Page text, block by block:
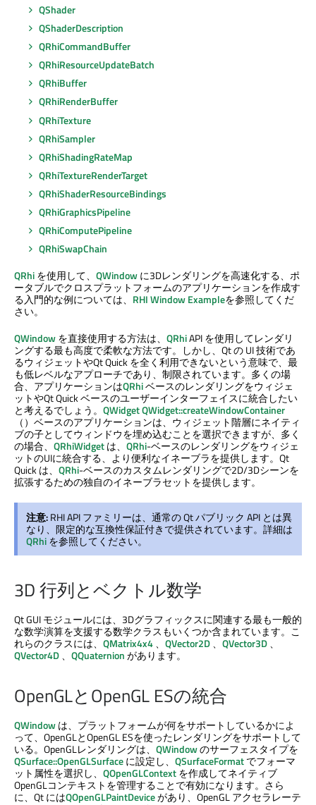
QShader
QShaderDescription
QRhiCommandBuffer
QRhiResourceUpdateBatch
QRhiBuffer
QRhiRenderBuffer
QRhiTexture
QRhiSampler
QRhiShadingRateMap
QRhiTextureRenderTarget
QRhiShaderResourceBindings
QRhiGraphicsPipeline
QRhiComputePipeline
QRhiSwapChain
QRhiを使用して、 QWindowに3Dレンダリングを高速化する、ポ
ータブルでクロスプラットフォームのアプリケーションを作成す
る入門的な例については、 RHI Window Exampleを参照してくだ
さい。
QWindowを直接使用する方法は、 QRhiAPI を使用してレンダリ
ングする最も高度で柔軟な方法です。しかし、Qt の UI 技術であ
るウィジェットやQt Quickを全く利用できないという意味で、最
も低レベルなアプローチであり、制限されています。多くの場
合、アプリケーションはQRhiベースのレンダリングをウィジェ
ットやQt Quickベースのユーザーインターフェイスに統合したい
と考えるでしょう。 QWidgetQWidget::createWindowContainer
（）ベースのアプリケーションは、ウィジェット階層にネイティ
ブの子としてウィンドウを埋め込むことを選択できますが、多く
の場合、 QRhiWidgetは、 QRhi-ベースのレンダリングをウィジェ
ットのUIに統合する、より便利なイネーブラを提供します。 Qt
Quickは、 QRhi-ベースのカスタムレンダリングで2D/3Dシーンを
拡張するための独自のイネーブラセットを提供します。
注意:RHI API ファミリーは、通常の Qt パブリック API とは異
なり、限定的な互換性保証付きで提供されています。詳細は
QRhiを参照してください。
3D 行列とベクトル数学
Qt GUIモジュールには、3Dグラフィックスに関連する最も一般的
な数学演算を支援する数学クラスもいくつか含まれています。こ
れらのクラスには、 QMatrix4x4、 QVector2D、 QVector3D、
QVector4D、 QQuaternionがあります。
OpenGLとOpenGL ESの統合
QWindowは、プラットフォームが何をサポートしているかによ
って、OpenGLとOpenGL ESを使ったレンダリングをサポートして
いる。OpenGLレンダリングは、 QWindowのサーフェスタイプを
QSurface::OpenGLSurfaceに設定し、 QSurfaceFormatでフォーマ
ット属性を選択し、 QOpenGLContextを作成してネイティブ
OpenGLコンテキストを管理することで有効になります。さら
に、Qt にはQOpenGLPaintDeviceがあり、OpenGL アクセラレーテ